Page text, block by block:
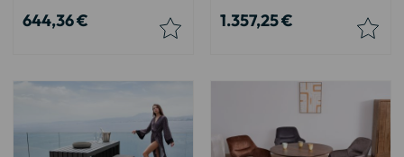
644,36 € 1.357,25 €